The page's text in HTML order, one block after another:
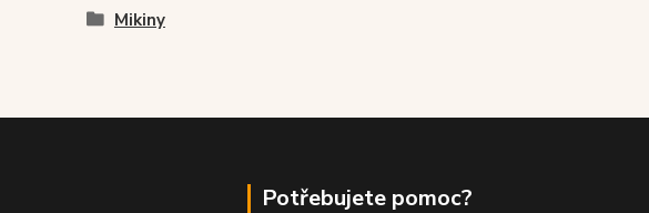
Mikiny
Potřebujete pomoc?